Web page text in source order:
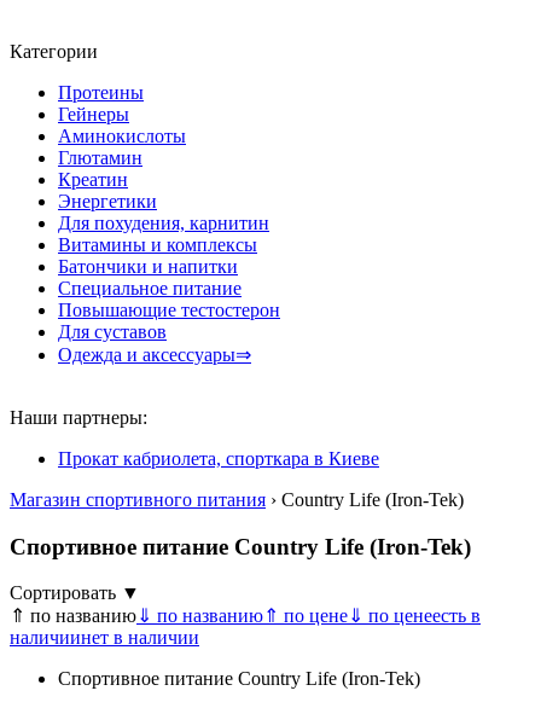
Категории
Протеины
Гейнеры
Аминокислоты
Глютамин
Креатин
Энергетики
Для похудения, карнитин
Витамины и комплексы
Батончики и напитки
Специальное питание
Повышающие тестостерон
Для суставов
Одежда и аксессуары⇒
Наши партнеры:
Прокат кабриолета, спорткара в Киеве
Магазин спортивного питания › Country Life (Iron-Tek)
Спортивное питание Country Life (Iron-Tek)
Сортировать ▼
⇑ по названию⇓ по названию⇑ по цене⇓ по ценеесть в
наличиинет в наличии
Спортивное питание Country Life (Iron-Tek)